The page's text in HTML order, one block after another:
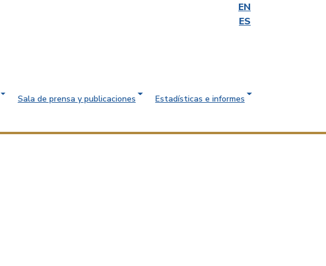
EN
ES
Sala de prensa y publicaciones
Estadísticas e informes